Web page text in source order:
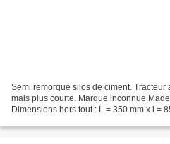
Semi remorque silos de ciment.
mais plus courte. Marque inconnue
Dimensions hors tout : L = 350 mm x l =